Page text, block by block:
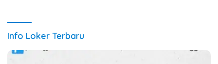
Info Loker Terbaru